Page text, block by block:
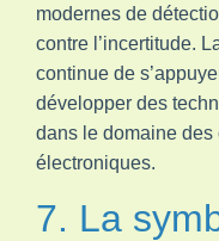
modernes de
contre l’incertitude.
continue de
développer des
dans le domaine
électroniques.
7. La